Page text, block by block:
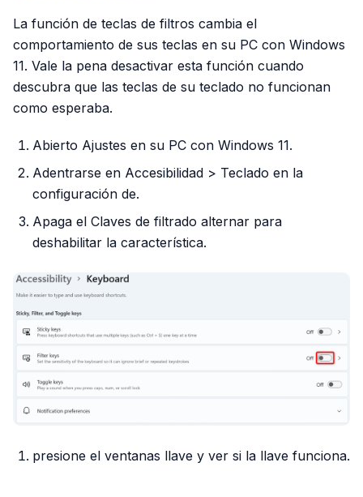
La función de teclas de filtros cambia el
comportamiento de sus teclas en su PC con Windows
11. Vale la pena desactivar esta función cuando
descubra que las teclas de su teclado no funcionan
como esperaba.
Abierto Ajustes en su PC con Windows 11.
Adentrarse en Accesibilidad > Teclado en la
configuración de.
Apaga el Claves de filtrado alternar para
deshabilitar la característica.
presione el ventanas llave y ver si la llave funciona.